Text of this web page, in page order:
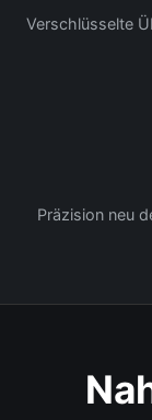
Verschlüsselte
Präzision neu